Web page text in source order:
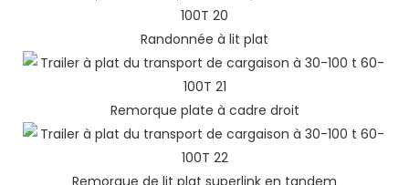
Randonnée à lit plat
Remorque plate à cadre droit
Remorque de lit plat superlink en tandem